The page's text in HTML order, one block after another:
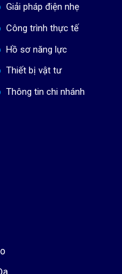
Giải pháp điện nhẹ
Công trình thực tế
Hồ sơ năng lực
Thiết bị vật tư
Thông tin chi nhánh